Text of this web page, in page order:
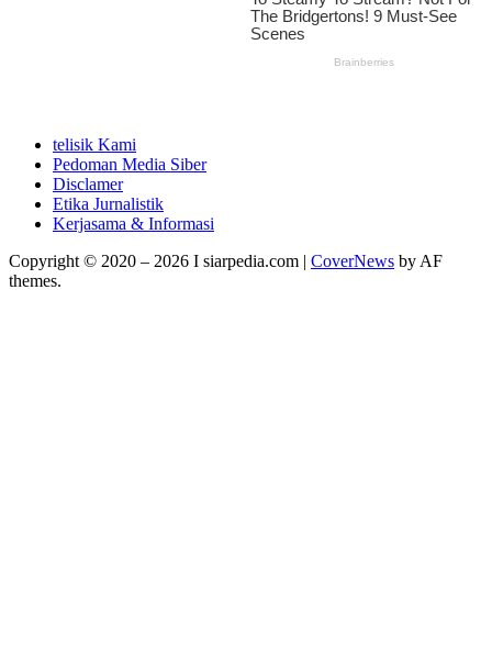
telisik Kami
Pedoman Media Siber
Disclamer
Etika Jurnalistik
Kerjasama & Informasi
Copyright © 2020 – 2026 I siarpedia.com | CoverNews by AF
themes.